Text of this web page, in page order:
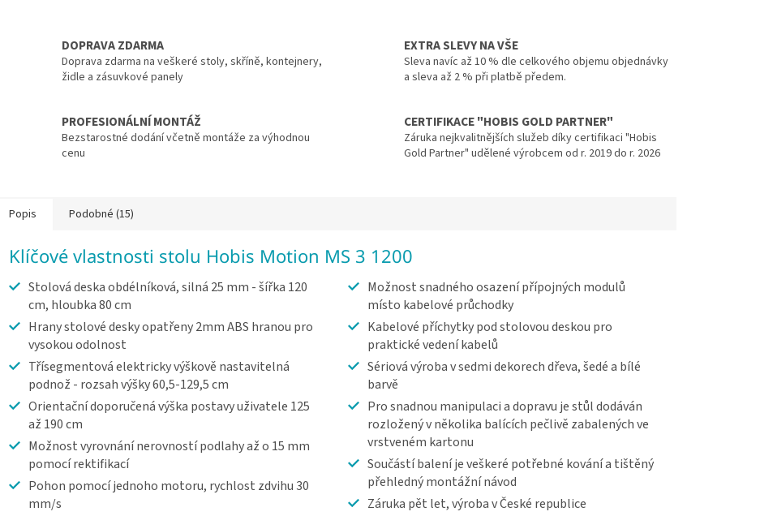
DOPRAVA ZDARMA
Doprava zdarma na veškeré stoly, skříně, kontejnery,
židle a zásuvkové panely
EXTRA SLEVY NA VŠE
Sleva navíc až 10 % dle celkového objemu objednávky
a sleva až 2 % při platbě předem.
PROFESIONÁLNÍ MONTÁŽ
Bezstarostné dodání včetně montáže za výhodnou
cenu
CERTIFIKACE "HOBIS GOLD PARTNER"
Záruka nejkvalitnějších služeb díky certifikaci "Hobis
Gold Partner" udělené výrobcem od r. 2019 do r. 2026
Popis Podobné (15)
Klíčové vlastnosti stolu Hobis Motion MS 3 1200
Stolová deska obdélníková, silná 25 mm - šířka 120
cm, hloubka 80 cm
Hrany stolové desky opatřeny 2mm ABS hranou pro
vysokou odolnost
Třísegmentová elektricky výškově nastavitelná
podnož - rozsah výšky 60,5-129,5 cm
Orientační doporučená výška postavy uživatele 125
až 190 cm
Možnost vyrovnání nerovností podlahy až o 15 mm
pomocí rektifikací
Pohon pomocí jednoho motoru, rychlost zdvihu 30
mm/s
Možnost snadného osazení přípojných modulů
místo kabelové průchodky
Kabelové příchytky pod stolovou deskou pro
praktické vedení kabelů
Sériová výroba v sedmi dekorech dřeva, šedé a bílé
barvě
Pro snadnou manipulaci a dopravu je stůl dodáván
rozložený v několika balících pečlivě zabalených ve
vrstveném kartonu
Součástí balení je veškeré potřebné kování a tištěný
přehledný montážní návod
Záruka pět let, výroba v České republice